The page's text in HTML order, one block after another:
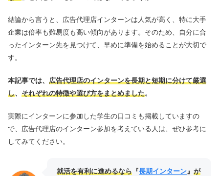
結論から言うと、広告代理店インターンは人気が高く、特に大手
企業は倍率も難易度も高い傾向があります。そのため、自分に合
ったインターン先を見つけて、早めに準備を始めることが大切で
す。
本記事では、 広告代理店のインターンを長期と短期に分けて厳選
し、 それぞれの特徴や選び方をまとめました。
実際にインターンに参加した学生の口コミも掲載していますの
で、広告代理店のインターン参加を考えている人は、ぜひ参考に
してみてください。
就活を有利に進めるなら 『長期インターン』 が